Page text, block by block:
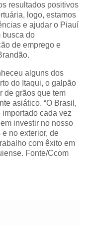
resultados positivos
logo, estamos
e ajudar o Piauí
busca do
de emprego e
alguns dos
do Itaqui, o galpão
de grãos que tem
asiático. “O Brasil,
cada vez
investir no nosso
no exterior, de
com êxito em
Fonte/Ccom